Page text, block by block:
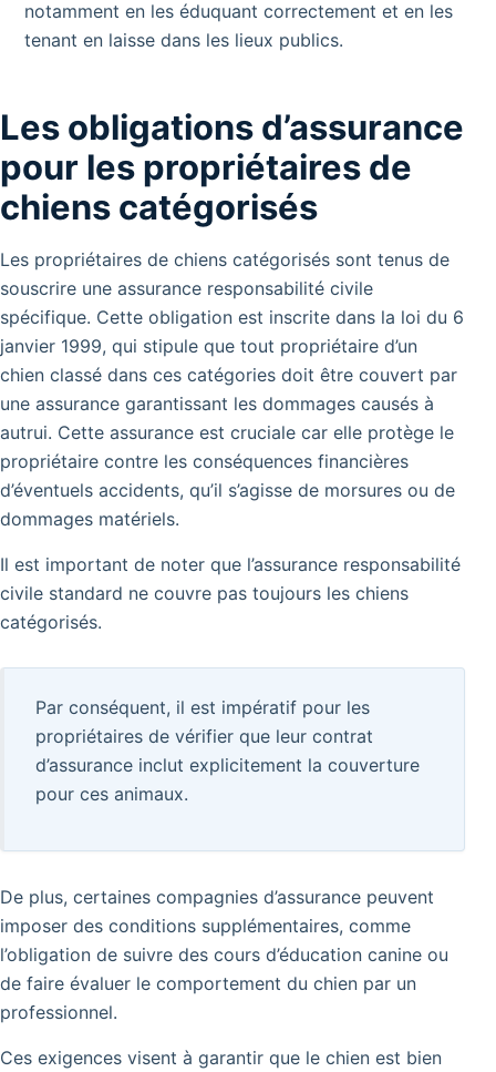
notamment en les éduquant correctement et en les
tenant en laisse dans les lieux publics.
Les obligations d’assurance
pour les propriétaires de
chiens catégorisés
Les propriétaires de chiens catégorisés sont tenus de
souscrire une assurance responsabilité civile
spécifique. Cette obligation est inscrite dans la loi du 6
janvier 1999, qui stipule que tout propriétaire d’un
chien classé dans ces catégories doit être couvert par
une assurance garantissant les dommages causés à
autrui. Cette assurance est cruciale car elle protège le
propriétaire contre les conséquences financières
d’éventuels accidents, qu’il s’agisse de morsures ou de
dommages matériels.
Il est important de noter que l’assurance responsabilité
civile standard ne couvre pas toujours les chiens
catégorisés.
Par conséquent, il est impératif pour les
propriétaires de vérifier que leur contrat
d’assurance inclut explicitement la couverture
pour ces animaux.
De plus, certaines compagnies d’assurance peuvent
imposer des conditions supplémentaires, comme
l’obligation de suivre des cours d’éducation canine ou
de faire évaluer le comportement du chien par un
professionnel.
Ces exigences visent à garantir que le chien est bien